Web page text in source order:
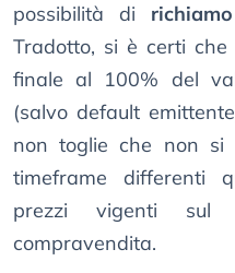
possibilità di richiamo
Tradotto, si è certi
finale al 100% del
(salvo default
non toglie che non si
timeframe differenti
prezzi vigenti sul
compravendita.